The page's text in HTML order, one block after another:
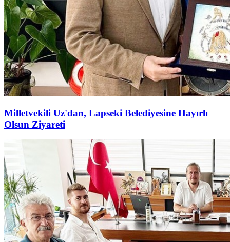
Milletvekili Uz'dan, Lapseki Belediyesine Hayırlı
Olsun Ziyareti